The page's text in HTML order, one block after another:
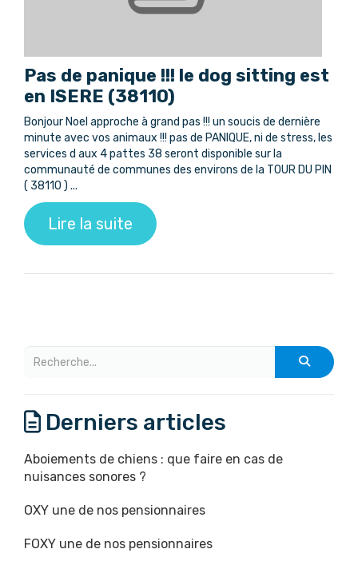
Pas de panique !!! le dog sitting est
en ISERE (38110)
Bonjour Noel approche à grand pas !!! un soucis de dernière
minute avec vos animaux !!! pas de PANIQUE, ni de stress, les
services d aux 4 pattes 38 seront disponible sur la
communauté de communes des environs de la TOUR DU PIN
( 38110 ) ...
Lire la suite
Derniers articles
Aboiements de chiens : que faire en cas de
nuisances sonores ?
OXY une de nos pensionnaires
FOXY une de nos pensionnaires